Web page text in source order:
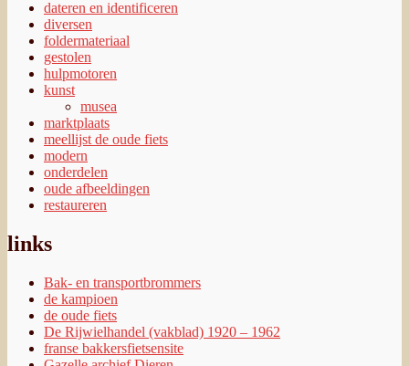
dateren en identificeren
diversen
foldermateriaal
gestolen
hulpmotoren
kunst
musea
marktplaats
meellijst de oude fiets
modern
onderdelen
oude afbeeldingen
restaureren
links
Bak- en transportbrommers
de kampioen
de oude fiets
De Rijwielhandel (vakblad) 1920 – 1962
franse bakkersfietsensite